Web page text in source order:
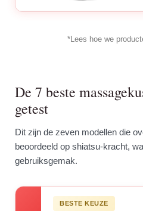
*Lees hoe we
De 7 beste
getest
Dit zijn de zeven modellen die
beoordeeld op shiatsu-kracht,
gebruiksgemak.
BESTE KEUZE